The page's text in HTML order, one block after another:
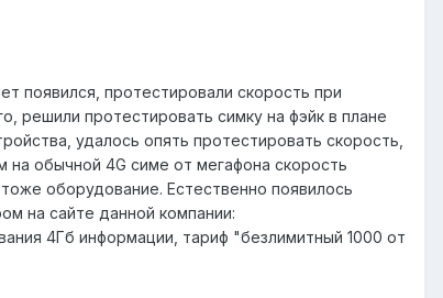
появился, протестировали скорость при
решили протестировать симку на фэйк в плане
удалось опять протестировать скорость,
обычной 4G симе от мегафона скорость
оборудование. Естественно появилось
на сайте данной компании:
4Гб информации, тариф "безлимитный 1000 от